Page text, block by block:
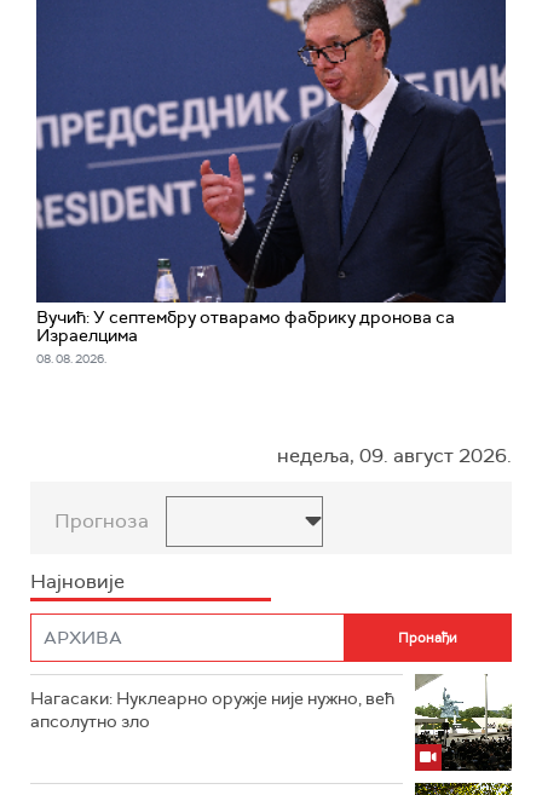
Вучић: У септембру отварамо фабрику дронова са
Израелцима
08. 08. 2026.
недеља, 09. август 2026.
Прогноза
Најновије
Нагасаки: Нуклеарно оружје није нужно, већ
апсолутно зло